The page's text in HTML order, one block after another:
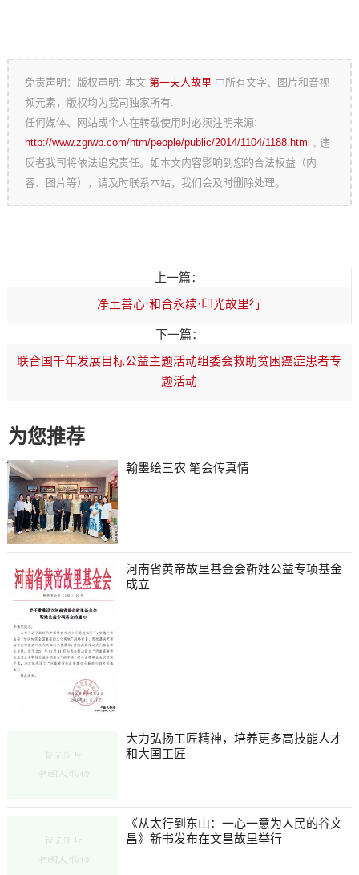
免责声明：版权声明: 本文第一夫人故里 中所有文字、图片和音视
频元素，版权均为我司独家所有.
任何媒体、网站或个人在转载使用时必须注明来源:
http://www.zgrwb.com/htm/people/public/2014/1104/1188.html , 违
反者我司将依法追究责任。如本文内容影响到您的合法权益（内
容、图片等），请及时联系本站，我们会及时删除处理。
上一篇：
净土善心·和合永续·印光故里行
下一篇：
联合国千年发展目标公益主题活动组委会救助贫困癌症患者专
题活动
为您推荐
翰墨绘三农 笔会传真情
河南省黄帝故里基金会靳姓公益专项基金
成立
大力弘扬工匠精神，培养更多高技能人才
和大国工匠
《从太行到东山：一心一意为人民的谷文
昌》新书发布在文昌故里举行